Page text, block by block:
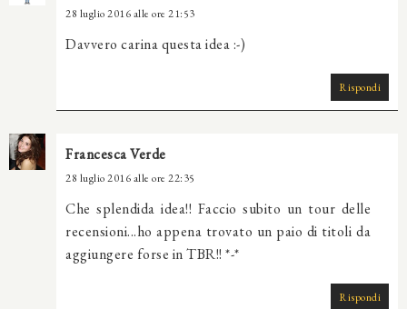
28 luglio 2016 alle ore 21:53
Davvero carina questa idea :-)
Rispondi
Francesca Verde
28 luglio 2016 alle ore 22:35
Che splendida idea!! Faccio subito un tour delle
recensioni...ho appena trovato un paio di titoli da
aggiungere forse in TBR!! *-*
Rispondi